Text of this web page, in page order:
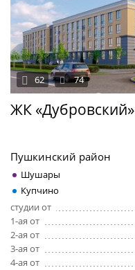
ЖК «Дубровский»
62 74
Пушкинский район
Шушары
Купчино
студии от
1-ая от
2-ая от
3-ая от
4-ая от